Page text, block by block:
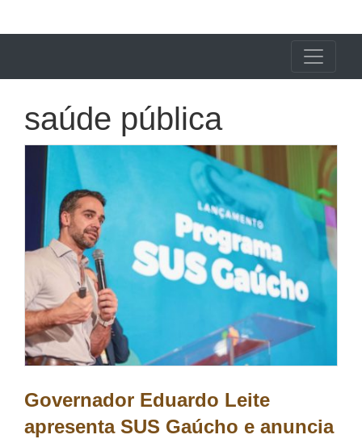
saúde pública
Governador Eduardo Leite
apresenta SUS Gaúcho e anuncia